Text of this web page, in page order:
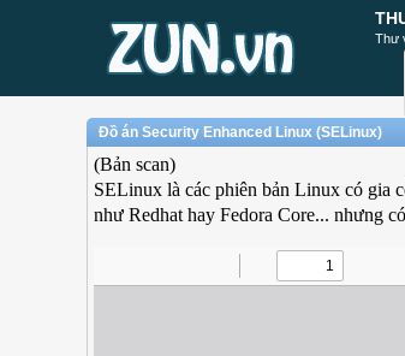
Thư
Đồ án Security Enhanced Linux (SELinux)
(Bản scan)
SELinux là các phiên bản Linux có gia
như Redhat hay Fedora Core... nhưng